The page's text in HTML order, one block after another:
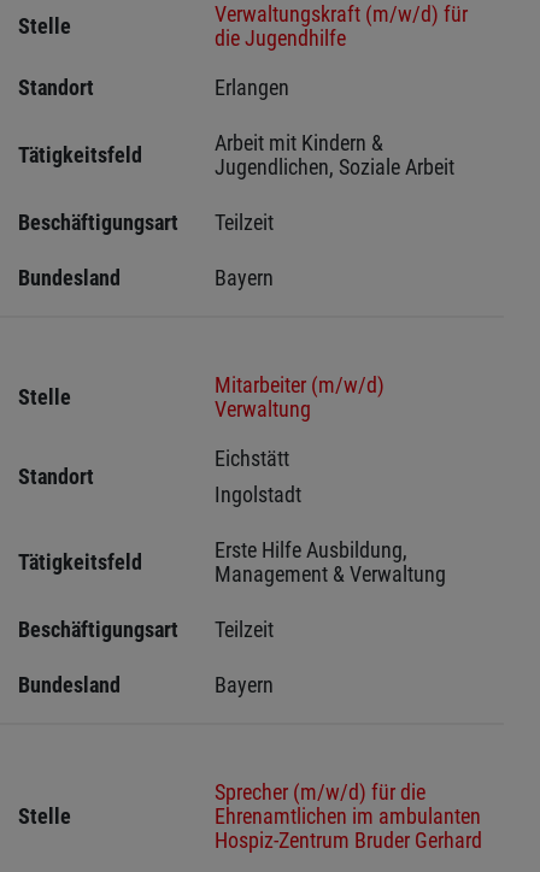
Stelle
Verwaltungskraft (m/w/d) für
die Jugendhilfe
Standort
Erlangen
Tätigkeitsfeld
Arbeit mit Kindern &
Jugendlichen, Soziale Arbeit
Beschäftigungsart Teilzeit
Bundesland Bayern
Stelle
Mitarbeiter (m/w/d)
Verwaltung
Standort
Eichstätt
Ingolstadt
Tätigkeitsfeld
Erste Hilfe Ausbildung,
Management & Verwaltung
Beschäftigungsart Teilzeit
Bundesland Bayern
Stelle
Sprecher (m/w/d) für die
Ehrenamtlichen im ambulanten
Hospiz-Zentrum Bruder Gerhard